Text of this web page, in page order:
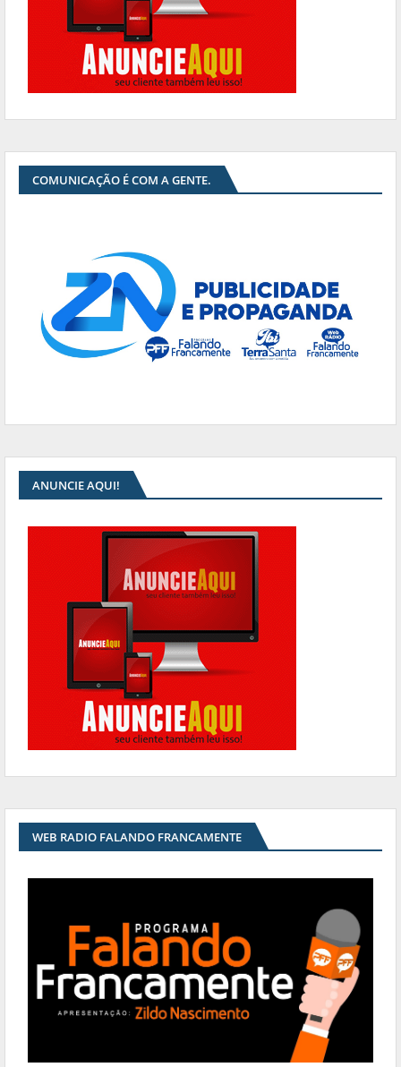
COMUNICAÇÃO É COM A GENTE.
ANUNCIE AQUI!
WEB RADIO FALANDO FRANCAMENTE